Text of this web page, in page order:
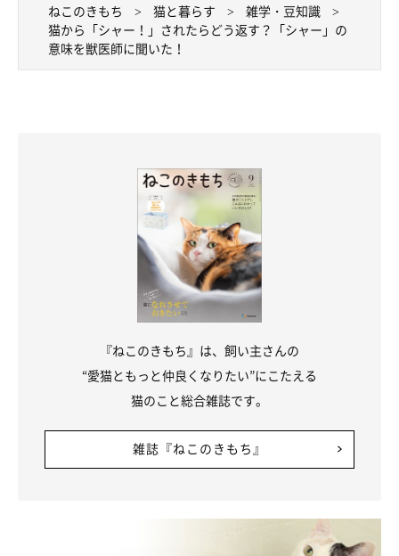
ねこのきもち 猫と暮らす
雑学・豆知識
猫から「シャー！」されたらどう返す？「シャー」の
意味を獣医師に聞いた！
『ねこのきもち』は、飼い主さんの
“愛猫ともっと仲良くなりたい”にこたえる
猫のこと総合雑誌です。
雑誌『ねこのきもち』